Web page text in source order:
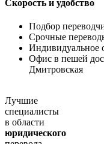
Скорость и удобство
Подбор
Срочные
Индивидуальное
Офис в пешей
Дмитровская
Лучшие
специалисты
в области
юридического